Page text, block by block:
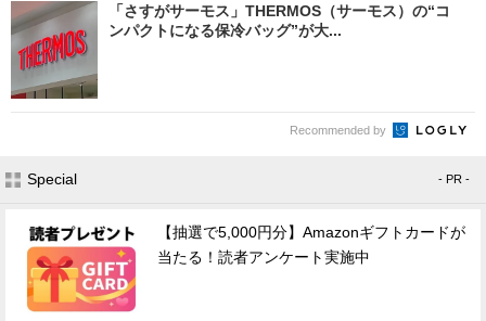
「さすがサーモス」THERMOS（サーモス）の“コ
ンパクトになる保冷バッグ”が大...
Recommended by
Special - PR -
【抽選で5,000円分】Amazonギフトカードが
当たる！読者アンケート実施中